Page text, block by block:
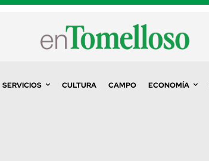
SERVICIOS CULTURA CAMPO ECONOMÍA